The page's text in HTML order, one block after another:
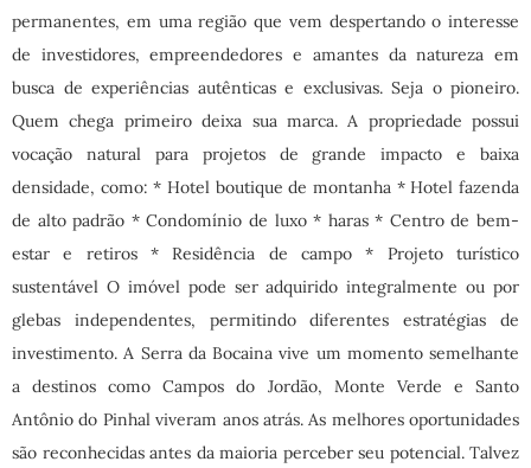
permanentes, em uma região que vem despertando o interesse
de investidores, empreendedores e amantes da natureza em
busca de experiências autênticas e exclusivas. Seja o pioneiro.
Quem chega primeiro deixa sua marca. A propriedade possui
vocação natural para projetos de grande impacto e baixa
densidade, como: * Hotel boutique de montanha * Hotel fazenda
de alto padrão * Condomínio de luxo * haras * Centro de bem-
estar e retiros * Residência de campo * Projeto turístico
sustentável O imóvel pode ser adquirido integralmente ou por
glebas independentes, permitindo diferentes estratégias de
investimento. A Serra da Bocaina vive um momento semelhante
a destinos como Campos do Jordão, Monte Verde e Santo
Antônio do Pinhal viveram anos atrás. As melhores oportunidades
são reconhecidas antes da maioria perceber seu potencial. Talvez